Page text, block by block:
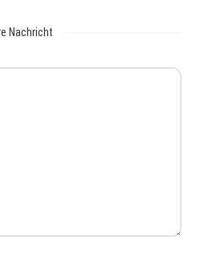
Nachricht